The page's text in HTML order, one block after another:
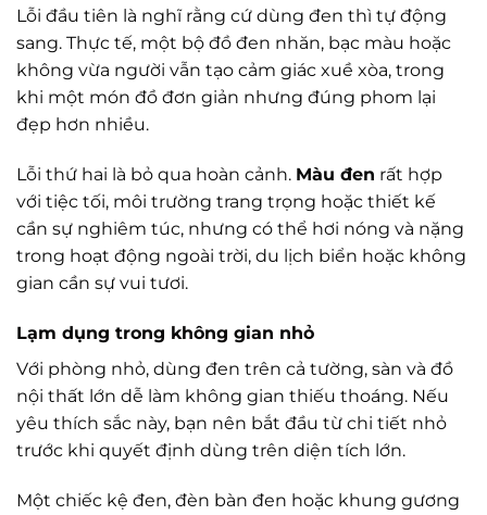
Lỗi đầu tiên là nghĩ rằng cứ dùng đen thì tự động
sang. Thực tế, một bộ đồ đen nhăn, bạc màu hoặc
không vừa người vẫn tạo cảm giác xuề xòa, trong
khi một món đồ đơn giản nhưng đúng phom lại
đẹp hơn nhiều.
Lỗi thứ hai là bỏ qua hoàn cảnh. Màu đen rất hợp
với tiệc tối, môi trường trang trọng hoặc thiết kế
cần sự nghiêm túc, nhưng có thể hơi nóng và nặng
trong hoạt động ngoài trời, du lịch biển hoặc không
gian cần sự vui tươi.
Lạm dụng trong không gian nhỏ
Với phòng nhỏ, dùng đen trên cả tường, sàn và đồ
nội thất lớn dễ làm không gian thiếu thoáng. Nếu
yêu thích sắc này, bạn nên bắt đầu từ chi tiết nhỏ
trước khi quyết định dùng trên diện tích lớn.
Một chiếc kệ đen, đèn bàn đen hoặc khung gương